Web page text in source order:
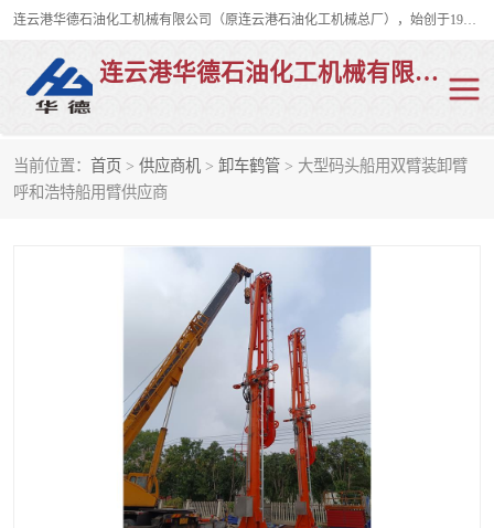
连云港华德石油化工机械有限公司（原连云港石油化工机械总厂），始创于1982年，是从事码头船用流体装卸臂、陆用流体装卸臂（鹤管）、活动梯、钢构平台、定量装车系统等全系列流体装卸设备的设计、制造、销售以及服务的专业供应商。
连云港华德石油化工机械有限公司
当前位置： 首页 > 供应商机 > 卸车鹤管 > 大型码头船用双臂装卸臂
呼和浩特船用臂供应商
陆用流体装卸臂
液氯鹤管
活动梯
卸车鹤管
输油臂
紧急脱离干式接头 火车鹤管
顶部鹤管